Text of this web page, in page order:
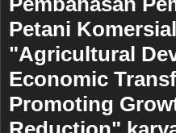
Petani
"Agricultural
Economic
Promoting